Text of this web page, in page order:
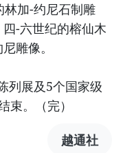
加-约尼石制雕
-六世纪的榕仙木
雕像。
列展及5个国家级
束。（完）
越通社